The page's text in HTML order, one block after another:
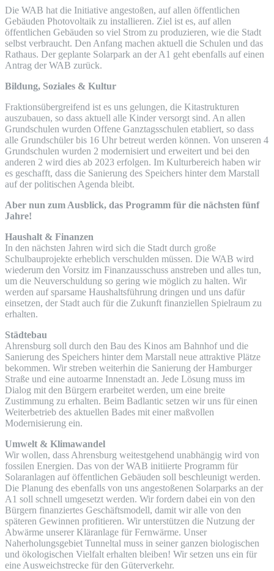
Die WAB hat die Initiative angestoßen, auf allen öffentlichen
Gebäuden Photovoltaik zu installieren. Ziel ist es, auf allen
öffentlichen Gebäuden so viel Strom zu produzieren, wie die Stadt
selbst verbraucht. Den Anfang machen aktuell die Schulen und das
Rathaus. Der geplante Solarpark an der A1 geht ebenfalls auf einen
Antrag der WAB zurück.
Bildung, Soziales & Kultur
Fraktionsübergreifend ist es uns gelungen, die Kitastrukturen
auszubauen, so dass aktuell alle Kinder versorgt sind. An allen
Grundschulen wurden Offene Ganztagsschulen etabliert, so dass
alle Grundschüler bis 16 Uhr betreut werden können. Von unseren 4
Grundschulen wurden 2 modernisiert und erweitert und bei den
anderen 2 wird dies ab 2023 erfolgen. Im Kulturbereich haben wir
es geschafft, dass die Sanierung des Speichers hinter dem Marstall
auf der politischen Agenda bleibt.
Aber nun zum Ausblick, das Programm für die nächsten fünf
Jahre!
Haushalt & Finanzen
In den nächsten Jahren wird sich die Stadt durch große
Schulbauprojekte erheblich verschulden müssen. Die WAB wird
wiederum den Vorsitz im Finanzausschuss anstreben und alles tun,
um die Neuverschuldung so gering wie möglich zu halten. Wir
werden auf sparsame Haushaltsführung dringen und uns dafür
einsetzen, der Stadt auch für die Zukunft finanziellen Spielraum zu
erhalten.
Städtebau
Ahrensburg soll durch den Bau des Kinos am Bahnhof und die
Sanierung des Speichers hinter dem Marstall neue attraktive Plätze
bekommen. Wir streben weiterhin die Sanierung der Hamburger
Straße und eine autoarme Innenstadt an. Jede Lösung muss im
Dialog mit den Bürgern erarbeitet werden, um eine breite
Zustimmung zu erhalten. Beim Badlantic setzen wir uns für einen
Weiterbetrieb des aktuellen Bades mit einer maßvollen
Modernisierung ein.
Umwelt & Klimawandel
Wir wollen, dass Ahrensburg weitestgehend unabhängig wird von
fossilen Energien. Das von der WAB initiierte Programm für
Solaranlagen auf öffentlichen Gebäuden soll beschleunigt werden.
Die Planung des ebenfalls von uns angestoßenen Solarparks an der
A1 soll schnell umgesetzt werden. Wir fordern dabei ein von den
Bürgern finanziertes Geschäftsmodell, damit wir alle von den
späteren Gewinnen profitieren. Wir unterstützen die Nutzung der
Abwärme unserer Kläranlage für Fernwärme. Unser
Naherholungsgebiet Tunneltal muss in seiner ganzen biologischen
und ökologischen Vielfalt erhalten bleiben! Wir setzen uns ein für
eine Ausweichstrecke für den Güterverkehr.